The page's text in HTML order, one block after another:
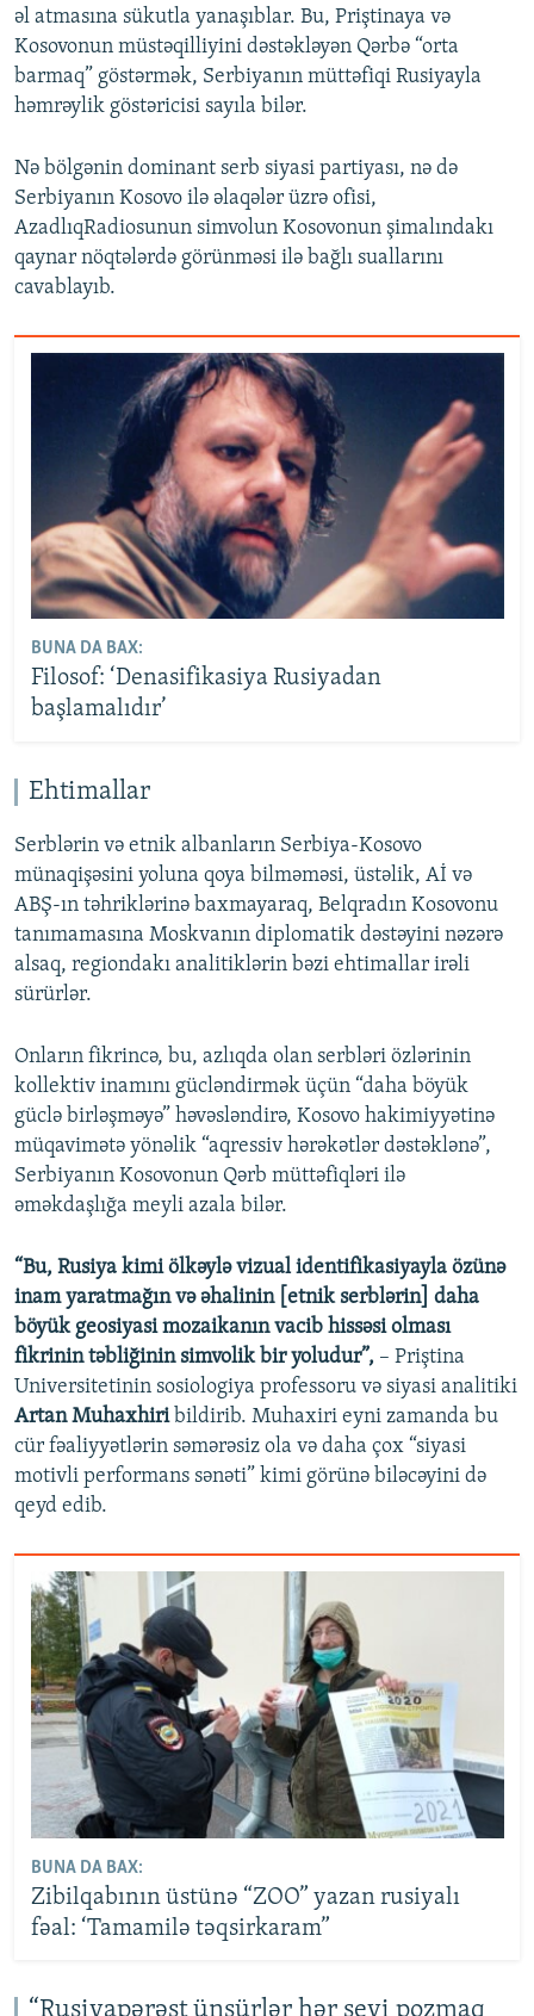
əl atmasına sükutla yanaşıblar. Bu, Priştinaya və
Kosovonun müstəqilliyini dəstəkləyən Qərbə “orta
barmaq” göstərmək, Serbiyanın müttəfiqi Rusiyayla
həmrəylik göstəricisi sayıla bilər.
Nə bölgənin dominant serb siyasi partiyası, nə də
Serbiyanın Kosovo ilə əlaqələr üzrə ofisi,
AzadlıqRadiosunun simvolun Kosovonun şimalındakı
qaynar nöqtələrdə görünməsi ilə bağlı suallarını
cavablayıb.
BUNA DA BAX:
Filosof: ‘Denasifikasiya Rusiyadan
başlamalıdır’
Ehtimallar
Serblərin və etnik albanların Serbiya-Kosovo
münaqişəsini yoluna qoya bilməməsi, üstəlik, Aİ və
ABŞ-ın təhriklərinə baxmayaraq, Belqradın Kosovonu
tanımamasına Moskvanın diplomatik dəstəyini nəzərə
alsaq, regiondakı analitiklərin bəzi ehtimallar irəli
sürürlər.
Onların fikrincə, bu, azlıqda olan serbləri özlərinin
kollektiv inamını gücləndirmək üçün “daha böyük
güclə birləşməyə” həvəsləndirə, Kosovo hakimiyyətinə
müqavimətə yönəlik “aqressiv hərəkətlər dəstəklənə”,
Serbiyanın Kosovonun Qərb müttəfiqləri ilə
əməkdaşlığa meyli azala bilər.
“Bu, Rusiya kimi ölkəylə vizual identifikasiyayla özünə
inam yaratmağın və əhalinin [etnik serblərin] daha
böyük geosiyasi mozaikanın vacib hissəsi olması
fikrinin təbliğinin simvolik bir yoludur”, – Priştina
Universitetinin sosiologiya professoru və siyasi analitiki
Artan Muhaxhiribildirib. Muhaxiri eyni zamanda bu
cür fəaliyyətlərin səmərəsiz ola və daha çox “siyasi
motivli performans sənəti” kimi görünə biləcəyini də
qeyd edib.
BUNA DA BAX:
Zibilqabının üstünə “ZOO” yazan rusiyalı
fəal: ‘Tamamilə təqsirkaram”